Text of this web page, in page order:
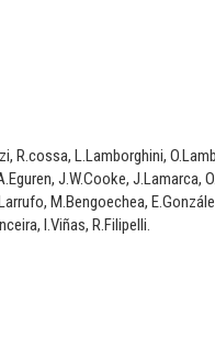
R.cossa, L.Lamborghini,
J.W.Cooke, J.Lamarca,
M.Bengoechea,
I.Viñas, R.Filipelli.